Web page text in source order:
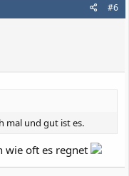
#6
mal und gut ist es.
wie oft es regnet